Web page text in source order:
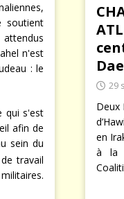
soutient
n'est
: le
qui s'est
afin de
sein du
travail
29
Deux
en
à la